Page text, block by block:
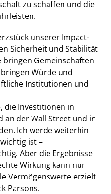
zu schaffen und die
unserer Impact-
Sicherheit und Stabilität
Gemeinschaften
Würde und
Institutionen und
die Investitionen in
an der Wall Street und in
Ich werde weiterhin
ist –
Aber die Ergebnisse
Wirkung kann nur
Vermögenswerte erzielt
Parsons.